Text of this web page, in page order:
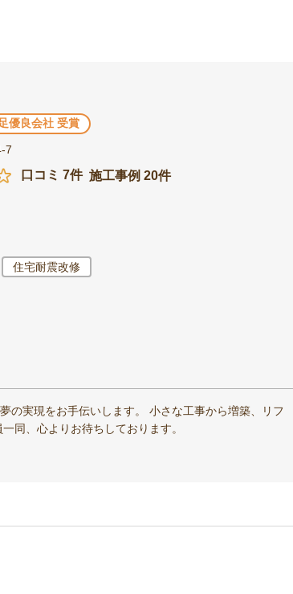
優良会社 受賞
7
口コミ 7件 施工事例 20件
住宅耐震改修
の実現をお手伝いします。 小さな工事から増築、リフ
同、心よりお待ちしております。